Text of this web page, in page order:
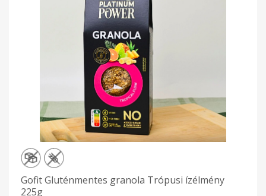
Gofit Gluténmentes granola Trópusi ízélmény
225g